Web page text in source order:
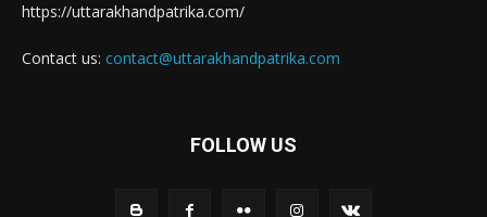
https://uttarakhandpatrika.com/
Contact us: contact@uttarakhandpatrika.com
FOLLOW US